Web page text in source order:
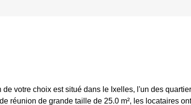
de votre choix est situé dans le Ixelles, l'un des
réunion de grande taille de 25.0 m², les locataires